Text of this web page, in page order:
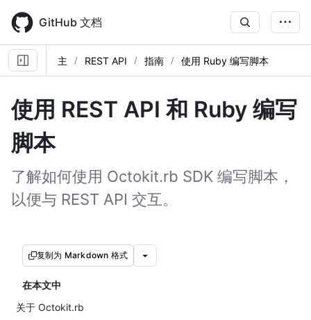
main
content
GitHub 文档
主 REST API 指南 使用 Ruby 编写脚本
使用 REST API 和 Ruby 编写
脚本
了解如何使用 Octokit.rb SDK 编写脚本，
以便与 REST API 交互。
复制为 Markdown 格式
在本文中
关于 Octokit.rb